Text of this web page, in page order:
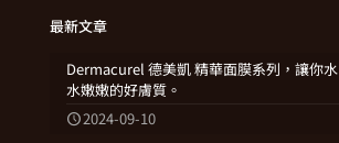
最新文章
Dermacurel 德美凱 精華面膜系列，讓你水
水嫩嫩的好膚質。
2024-09-10